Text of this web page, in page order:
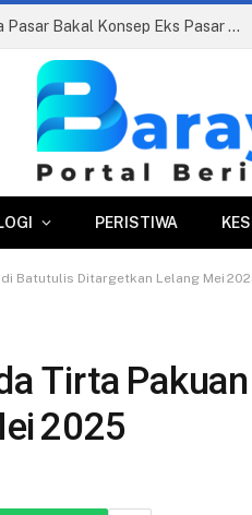
Siapkan Beauty Contest, Perumda Pasar Bakal Konsep Eks Pasar Bogor Jadi Kawasan Terpadu
PERISTIWA
Batutulis Ditargetkan Lelang Mei
Tirta
2025